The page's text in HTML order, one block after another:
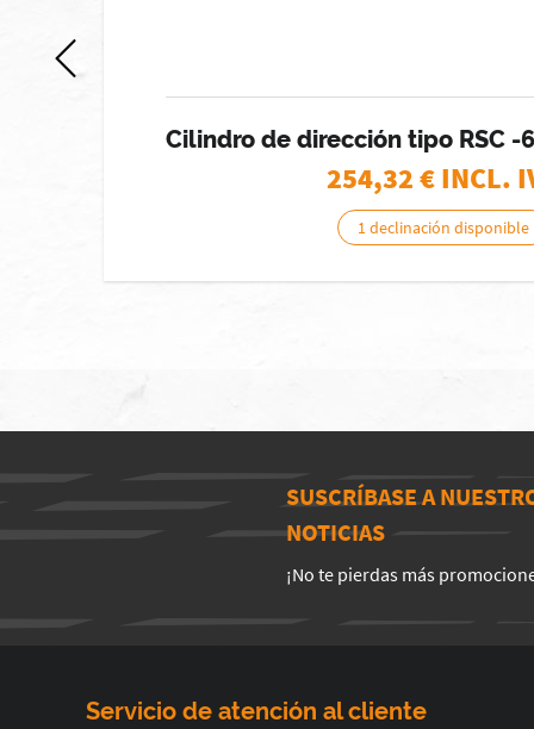
Cilindro de dirección tipo RSC -
254,32€ INCL.
1 declinación disponible
SUSCRÍBASE A
NOTICIAS
¡No te pierdas más
Servicio de atención al cliente